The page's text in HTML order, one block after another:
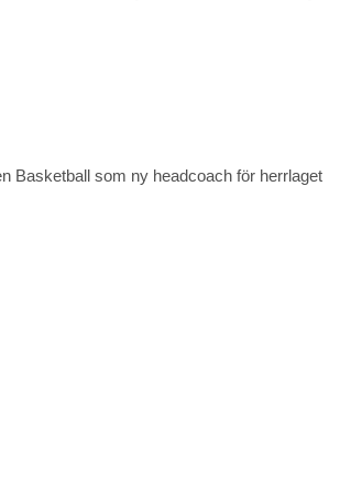
Basketball som ny headcoach för herrlaget